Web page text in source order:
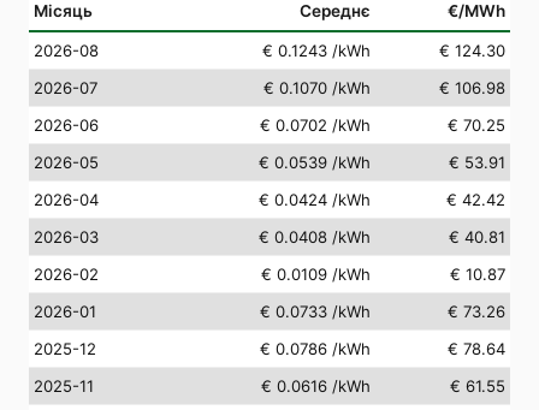
Місяць Середнє €/MWh
2026-08 € 0.1243 /kWh
€ 124.30
2026-07
€ 0.1070 /kWh
€ 106.98
2026-06
€ 0.0702 /kWh
€ 70.25
2026-05
€ 0.0539 /kWh
€ 53.91
2026-04
€ 0.0424 /kWh
€ 42.42
2026-03
€ 0.0408 /kWh
€ 40.81
2026-02
€ 0.0109 /kWh
€ 10.87
2026-01
€ 0.0733 /kWh
€ 73.26
2025-12
€ 0.0786 /kWh
€ 78.64
2025-11
€ 0.0616 /kWh
€ 61.55